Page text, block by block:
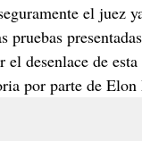
el juez
pruebas
el desenlace de
por parte de Elon